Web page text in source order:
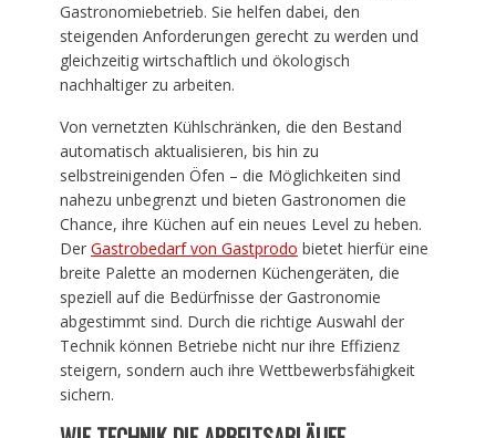
Gastronomiebetrieb. Sie helfen dabei, den
steigenden Anforderungen gerecht zu werden und
gleichzeitig wirtschaftlich und ökologisch
nachhaltiger zu arbeiten.
Von vernetzten Kühlschränken, die den Bestand
automatisch aktualisieren, bis hin zu
selbstreinigenden Öfen – die Möglichkeiten sind
nahezu unbegrenzt und bieten Gastronomen die
Chance, ihre Küchen auf ein neues Level zu heben.
Der Gastrobedarf von Gastprodo bietet hierfür eine
breite Palette an modernen Küchengeräten, die
speziell auf die Bedürfnisse der Gastronomie
abgestimmt sind. Durch die richtige Auswahl der
Technik können Betriebe nicht nur ihre Effizienz
steigern, sondern auch ihre Wettbewerbsfähigkeit
sichern.